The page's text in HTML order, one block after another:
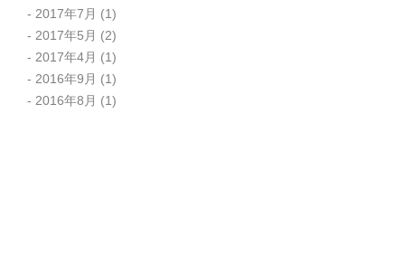
2017年7月 (1)
2017年5月 (2)
2017年4月 (1)
2016年9月 (1)
2016年8月 (1)